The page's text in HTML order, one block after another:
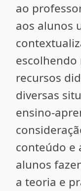
ao
aos alunos
recursos
diversas
ensino-
conteúdo e
alunos
a teoria e